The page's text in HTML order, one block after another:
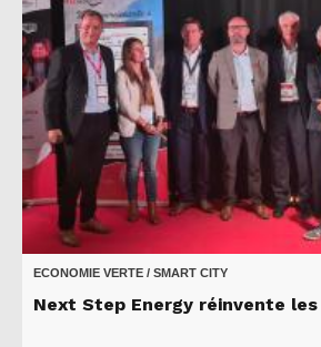
ECONOMIE VERTE / SMART CITY
Next Step Energy réinvente les